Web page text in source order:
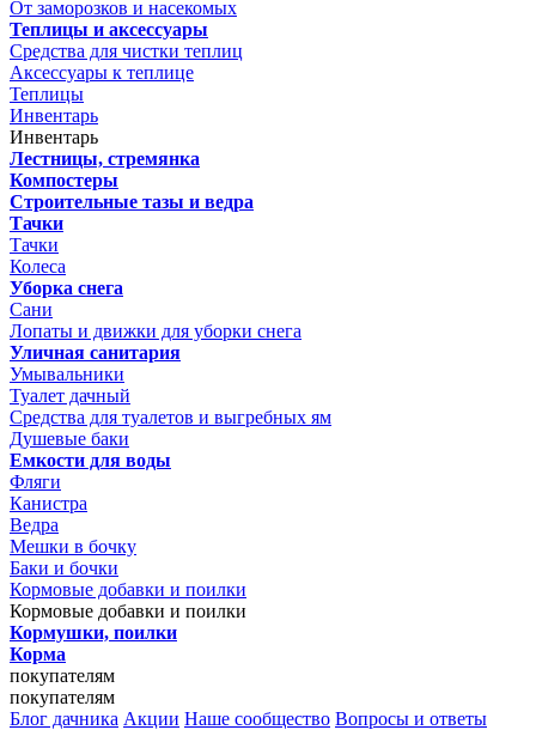
От заморозков и насекомых
Теплицы и аксессуары
Средства для чистки теплиц
Аксессуары к теплице
Теплицы
Инвентарь
Инвентарь
Лестницы, стремянка
Компостеры
Строительные тазы и ведра
Тачки
Тачки
Колеса
Уборка снега
Сани
Лопаты и движки для уборки снега
Уличная санитария
Умывальники
Туалет дачный
Средства для туалетов и выгребных ям
Душевые баки
Емкости для воды
Фляги
Канистра
Ведра
Мешки в бочку
Баки и бочки
Кормовые добавки и поилки
Кормовые добавки и поилки
Кормушки, поилки
Корма
покупателям
покупателям
Блог дачника Акции Наше сообщество Вопросы и ответы